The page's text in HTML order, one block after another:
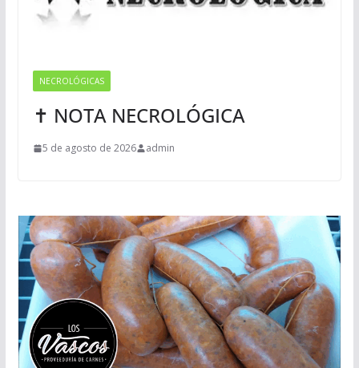
NECROLÓGICAS
✝ NOTA NECROLÓGICA
5 de agosto de 2026 admin